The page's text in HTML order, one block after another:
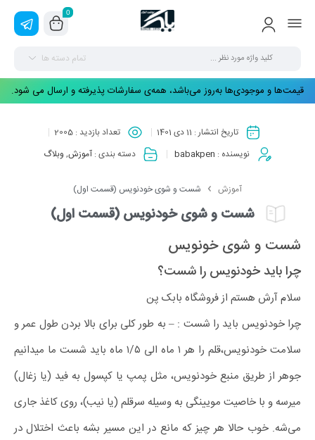
0
تمام دسته ها
قیمت‌ها و موجودی‌ها به‌روز می‌باشد، همه‌ی سفارشات پذیرفته و ارسال می شود.
تاریخ انتشار : 11 دی 1401 تعداد بازدید : 2005
نویسنده : babakpen دسته بندی :آموزش, وبلاگ
آموزش شست و شوی خودنویس (قسمت اول)
شست و شوی خودنویس (قسمت اول)
شست و شوی خونویس
چرا باید خودنویس را شست؟
سلام آرش هستم از فروشگاه بابک پن
چرا‌ خودنویس باید را شست : – به طور کلی برای بالا بردن طول عمر و
سلامت خودنویس،قلم را هر ۱ ماه الی ۱/۵ ماه باید شست ما میدانیم
جوهر از طریق منبع خودنویس، مثل پمپ یا کپسول به فید (یا زغال)
میرسه و با خاصیت مویینگی به وسیله سرقلم (یا نیب)، روی کاغذ جاری
می‌شه. خوب حالا هر چیز که مانع در این مسیر بشه باعث اختلال در